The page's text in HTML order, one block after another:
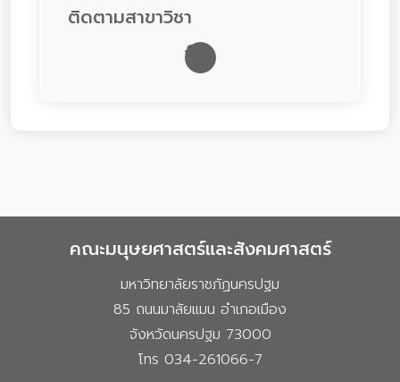
ติดตามสาขาวิชา
คณะมนุษยศาสตร์และสังคมศาสตร์
มหาวิทยาลัยราชภัฏนครปฐม
85 ถนนมาลัยแมน อำเภอเมือง
จังหวัดนครปฐม 73000
โทร 034-261066-7